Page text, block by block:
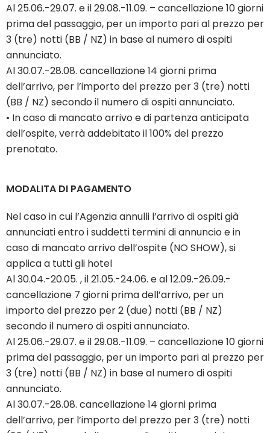
Al 25.06.-29.07. e il 29.08.-11.09. – cancellazione 10 giorni
prima del passaggio, per un importo pari al prezzo per
3 (tre) notti (BB / NZ) in base al numero di ospiti
annunciato.
Al 30.07.-28.08. cancellazione 14 giorni prima
dell’arrivo, per l’importo del prezzo per 3 (tre) notti
(BB / NZ) secondo il numero di ospiti annunciato.
• In caso di mancato arrivo e di partenza anticipata
dell’ospite, verrà addebitato il 100% del prezzo
prenotato.
MODALITA DI PAGAMENTO
Nel caso in cui l’Agenzia annulli l’arrivo di ospiti già
annunciati entro i suddetti termini di annuncio e in
caso di mancato arrivo dell’ospite (NO SHOW), si
applica a tutti gli hotel
Al 30.04.-20.05. , il 21.05.-24.06. e al 12.09.-26.09.-
cancellazione 7 giorni prima dell’arrivo, per un
importo del prezzo per 2 (due) notti (BB / NZ)
secondo il numero di ospiti annunciato.
Al 25.06.-29.07. e il 29.08.-11.09. – cancellazione 10 giorni
prima del passaggio, per un importo pari al prezzo per
3 (tre) notti (BB / NZ) in base al numero di ospiti
annunciato.
Al 30.07.-28.08. cancellazione 14 giorni prima
dell’arrivo, per l’importo del prezzo per 3 (tre) notti